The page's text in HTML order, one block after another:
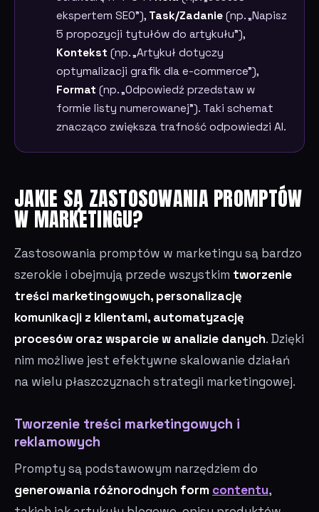
ekspertem SEO”), Task/Zadanie (np. „Napisz
5 propozycji tytułów do artykułu”),
Kontekst (np. „Artykuł dotyczy
optymalizacji grafik dla e-commerce”),
Format (np. „Odpowiedź przedstaw w
formie listy numerowanej”). Taki schemat
znacząco zwiększa trafność odpowiedzi AI.
JAKIE SĄ ZASTOSOWANIA PROMPTÓW
W MARKETINGU?
Zastosowania promptów w marketingu są bardzo
szerokie i obejmują przede wszystkim tworzenie
treści marketingowych, personalizację
komunikacji z klientami, automatyzację
procesów oraz wsparcie w analizie danych. Dzięki
nim możliwe jest efektywne skalowanie działań
na wielu płaszczyznach strategii marketingowej.
Tworzenie treści marketingowych i
reklamowych
Prompty są podstawowym narzędziem do
generowania różnorodnych form contentu,